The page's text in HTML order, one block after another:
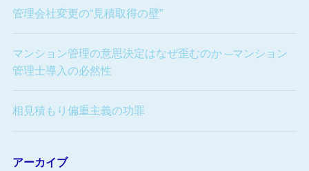
管理会社変更の“見積取得の壁”
マンション管理の意思決定はなぜ歪むのか ─マンション
管理士導入の必然性
相見積もり偏重主義の功罪
アーカイブ